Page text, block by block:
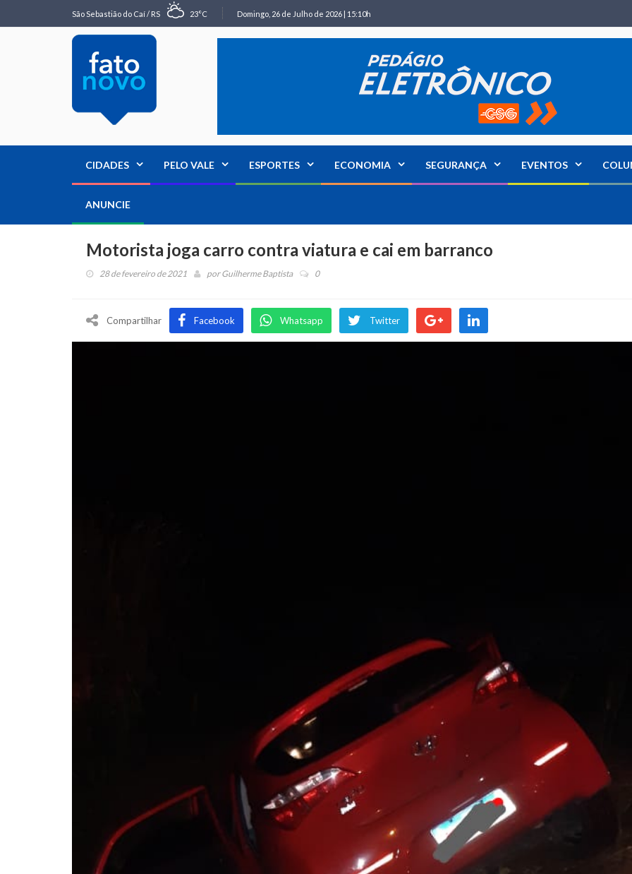
São Sebastião do Caí / RS 23°C Domingo, 26 de Julho de 2026 | 15:10h
CIDADES PELO VALE ESPORTES ECONOMIA SEGURANÇA EVENTOS
ANUNCIE
Motorista joga carro contra viatura e cai em barranco
28 de fevereiro de 2021 porGuilherme Baptista 0
Compartilhar Facebook Whatsapp Twitter